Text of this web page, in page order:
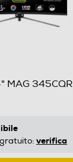
MAG 345CQR
verifica